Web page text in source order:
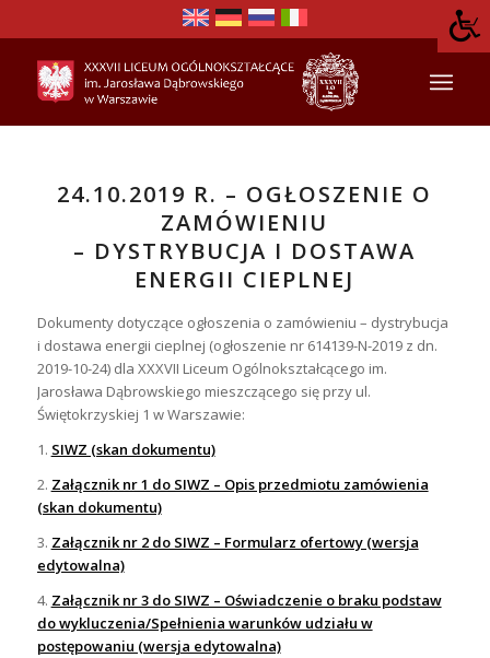
24.10.2019 R. – OGŁOSZENIE O
ZAMÓWIENIU
– DYSTRYBUCJA I DOSTAWA
ENERGII CIEPLNEJ
Dokumenty dotyczące ogłoszenia o zamówieniu – dystrybucja
i dostawa energii cieplnej (ogłoszenie nr 614139-N-2019 z dn.
2019-10-24) dla XXXVII Liceum Ogólnokształcącego im.
Jarosława Dąbrowskiego mieszczącego się przy ul.
Świętokrzyskiej 1 w Warszawie:
1. SIWZ (skan dokumentu)
2. Załącznik nr 1 do SIWZ – Opis przedmiotu zamówienia
(skan dokumentu)
3. Załącznik nr 2 do SIWZ – Formularz ofertowy (wersja
edytowalna)
4. Załącznik nr 3 do SIWZ – Oświadczenie o braku podstaw
do wykluczenia/Spełnienia warunków udziału w
postępowaniu (wersja edytowalna)